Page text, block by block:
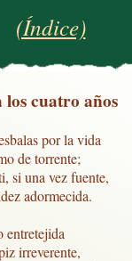
(Índice)
los cuatro años
por la vida
de torrente;
si una vez fuente,
adormecida.
entretejida
irreverente,